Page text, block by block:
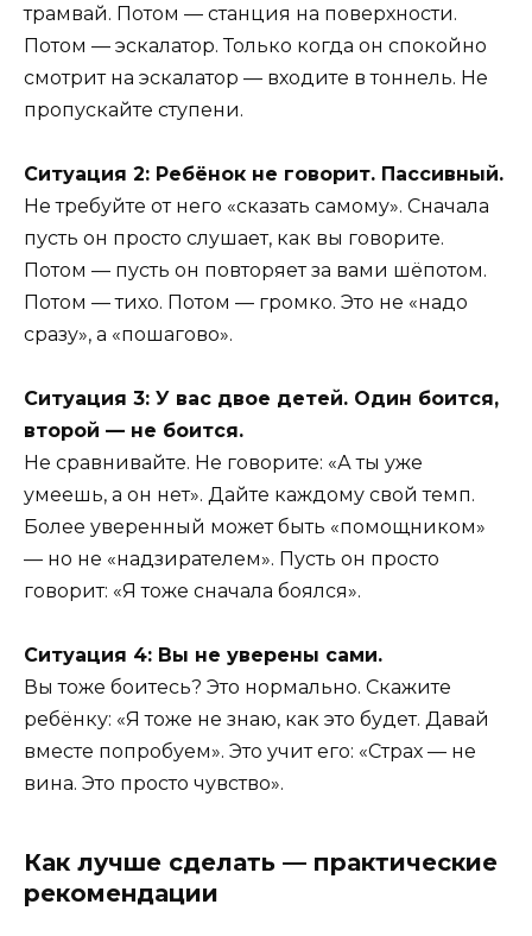
трамвай. Потом — станция на поверхности.
Потом — эскалатор. Только когда он спокойно
смотрит на эскалатор — входите в тоннель. Не
пропускайте ступени.
Ситуация 2: Ребёнок не говорит. Пассивный.
Не требуйте от него «сказать самому». Сначала
пусть он просто слушает, как вы говорите.
Потом — пусть он повторяет за вами шёпотом.
Потом — тихо. Потом — громко. Это не «надо
сразу», а «пошагово».
Ситуация 3: У вас двое детей. Один боится,
второй — не боится.
Не сравнивайте. Не говорите: «А ты уже
умеешь, а он нет». Дайте каждому свой темп.
Более уверенный может быть «помощником»
— но не «надзирателем». Пусть он просто
говорит: «Я тоже сначала боялся».
Ситуация 4: Вы не уверены сами.
Вы тоже боитесь? Это нормально. Скажите
ребёнку: «Я тоже не знаю, как это будет. Давай
вместе попробуем». Это учит его: «Страх — не
вина. Это просто чувство».
Как лучше сделать — практические
рекомендации